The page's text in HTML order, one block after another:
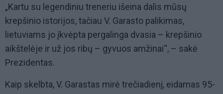
„Kartu su legendiniu treneriu išeina dalis mūsų
krepšinio istorijos, tačiau V. Garasto palikimas,
lietuviams jo įkvėpta pergalinga dvasia – krepšinio
aikštelėje ir už jos ribų – gyvuos amžinai“, – sakė
Prezidentas.
Kaip skelbta, V. Garastas mirė trečiadienį, eidamas 95-